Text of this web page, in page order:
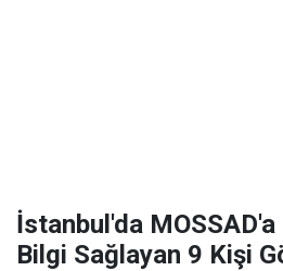
İstanbul'da MOSSAD'a
Bilgi Sağlayan 9 Kişi